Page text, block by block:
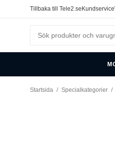
Tillbaka till Tele2.se Kundservice
Startsida / Specialkategorier /